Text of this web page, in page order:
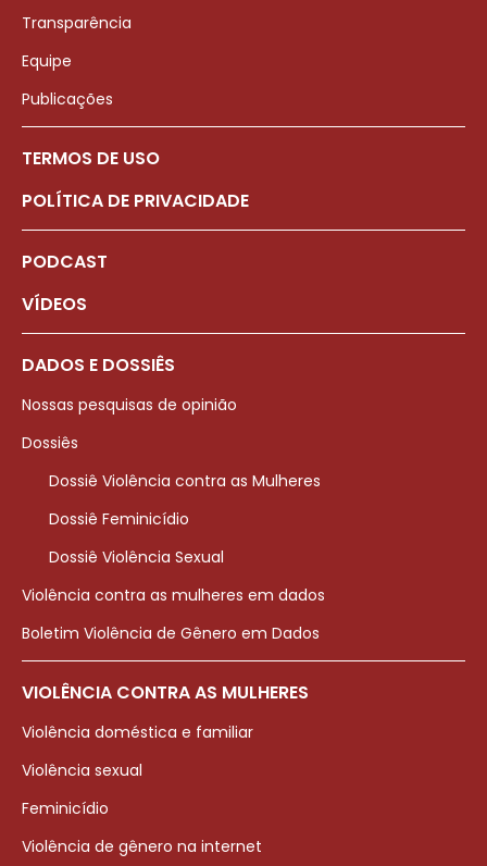
Transparência
Equipe
Publicações
TERMOS DE USO
POLÍTICA DE PRIVACIDADE
PODCAST
VÍDEOS
DADOS E DOSSIÊS
Nossas pesquisas de opinião
Dossiês
Dossiê Violência contra as Mulheres
Dossiê Feminicídio
Dossiê Violência Sexual
Violência contra as mulheres em dados
Boletim Violência de Gênero em Dados
VIOLÊNCIA CONTRA AS MULHERES
Violência doméstica e familiar
Violência sexual
Feminicídio
Violência de gênero na internet